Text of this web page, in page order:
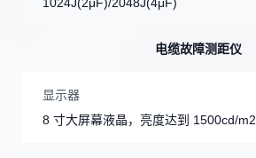
电缆故障测距仪
显示器
8 寸大屏幕液晶，亮度达到 1500cd/m2